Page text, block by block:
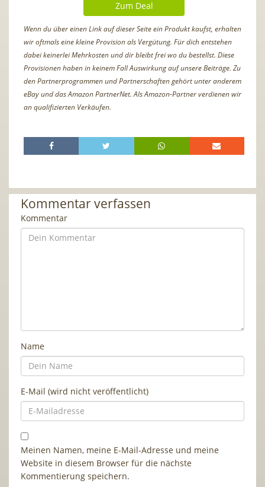
Zum Deal
Wenn du über einen Link auf dieser Seite ein Produkt kaufst, erhalten
wir oftmals eine kleine Provision als Vergütung. Für dich entstehen
dabei keinerlei Mehrkosten und dir bleibt frei wo du bestellst. Diese
Provisionen haben in keinem Fall Auswirkung auf unsere Beiträge. Zu
den Partnerprogrammen und Partnerschaften gehört unter anderem
eBay und das Amazon PartnerNet. Als Amazon-Partner verdienen wir
an qualifizierten Verkäufen.
Kommentar verfassen
Kommentar
Name
E-Mail (wird nicht veröffentlicht)
Meinen Namen, meine E-Mail-Adresse und meine
Website in diesem Browser für die nächste
Kommentierung speichern.